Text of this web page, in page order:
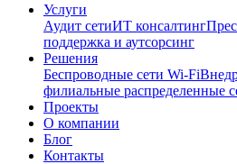
Услуги
Аудит сетиИТ консалтинг
поддержка и аутсорсинг
Решения
Беспроводные сети Wi-Fi
филиальные распределенные
Проекты
О компании
Блог
Контакты